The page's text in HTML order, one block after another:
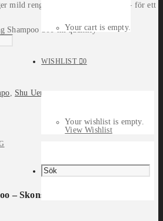
Your cart is empty.
WISHLIST 0
Your wishlist is empty.
View Wishlist
mild rengöring och intensiv glans – för ett
Shampoo 300 ml quantity
, Shu Uemura
– Skonsam glans-boost för alla